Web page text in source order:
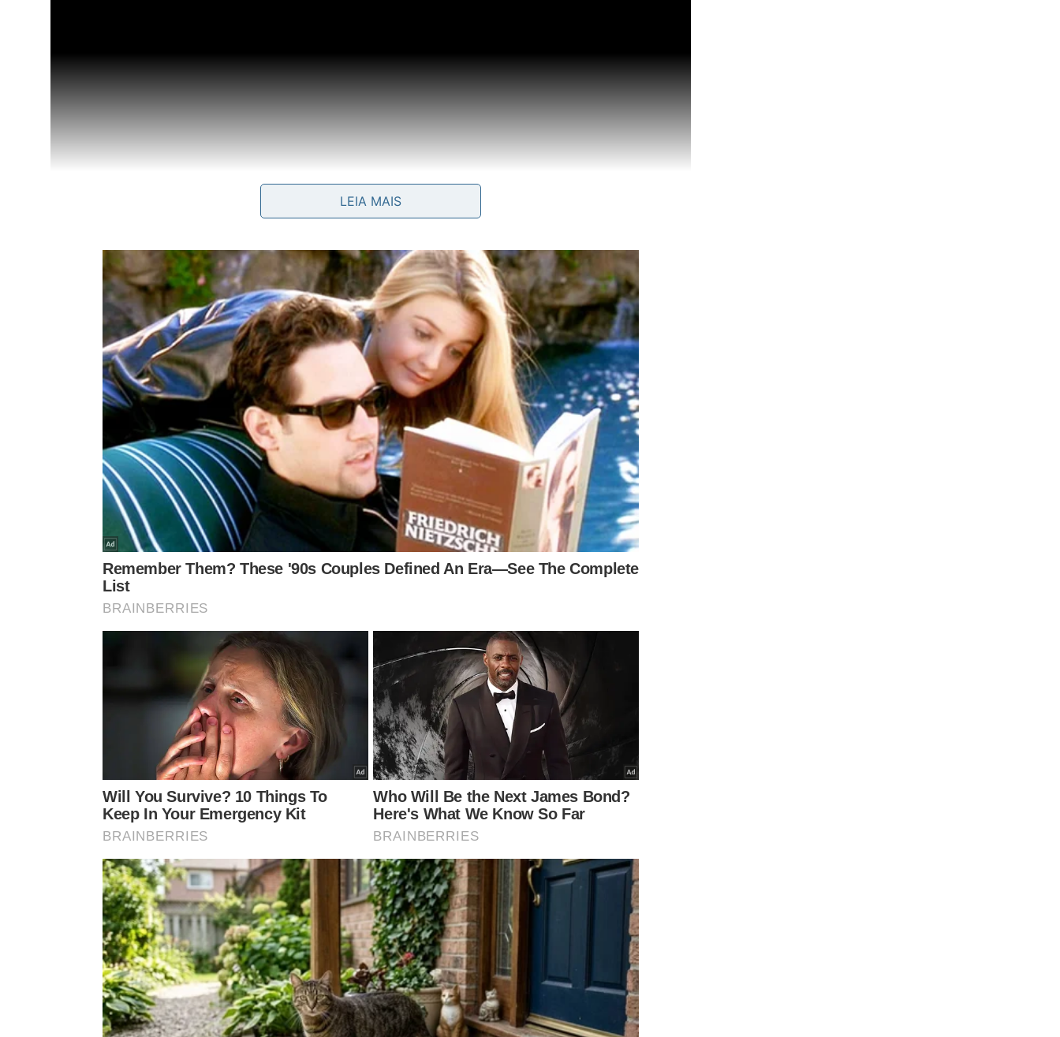
Observar o comportamento da água permite estimar a faixa térmica do utensílio antes de iniciar qualquer
receita caseira. Se as gotas apenas sumirem rapidamente com chiado, o metal ainda não está quente o
suficiente para garantir a perfeitaselagemdos seuslegumes.
Por outro lado, quando o líquido forma pequenas esferas que dançam alegremente pela superfície, a
temperatura superou os trezentos e cinquenta graus Fahrenheit. Esse é o momento exato para adicionar o
óleo e os vegetais, alcançando excelentes resultadosgastronômicoscom muitapraticidade.
Guia de Temperatura
Níveis de Calor da Panela
Conheça as três reações da água conforme o aquecimento do metal:
Abaixo de cem graus Celsius a água fica estagnada na superfície;
Entre cem e cento e noventa graus ocorre a evaporação rápida com
chiado;
Acima de duzentos graus surgem pequenas esferas que deslizam
livremente.
Por que os legumes ficam murchos na frigideira?
A falta de calor inicial faz com que os vegetais liberem água antes que a superfície consiga selar o
alimento. Em vez de dourar, eles cozinham no próprio líquido, perdendo a textura firme e a corviva
cozinha.
Manter a frigideira na temperatura correta evita esse acúmulo excessivo de umidade e favorece a Reação
de Maillard de forma plena. Dessa forma, os açúcares naturais dos vegetais se concentram na superfície
externa, criando uma película intensamente
saborosae muitoatraente.
Para obter os melhores resultados ao dourar seus alimentos, siga estes passos importantes:
Aqueça bem a frigideira de aço inox antes de colocar qualquer ingrediente;
LEIA MAIS